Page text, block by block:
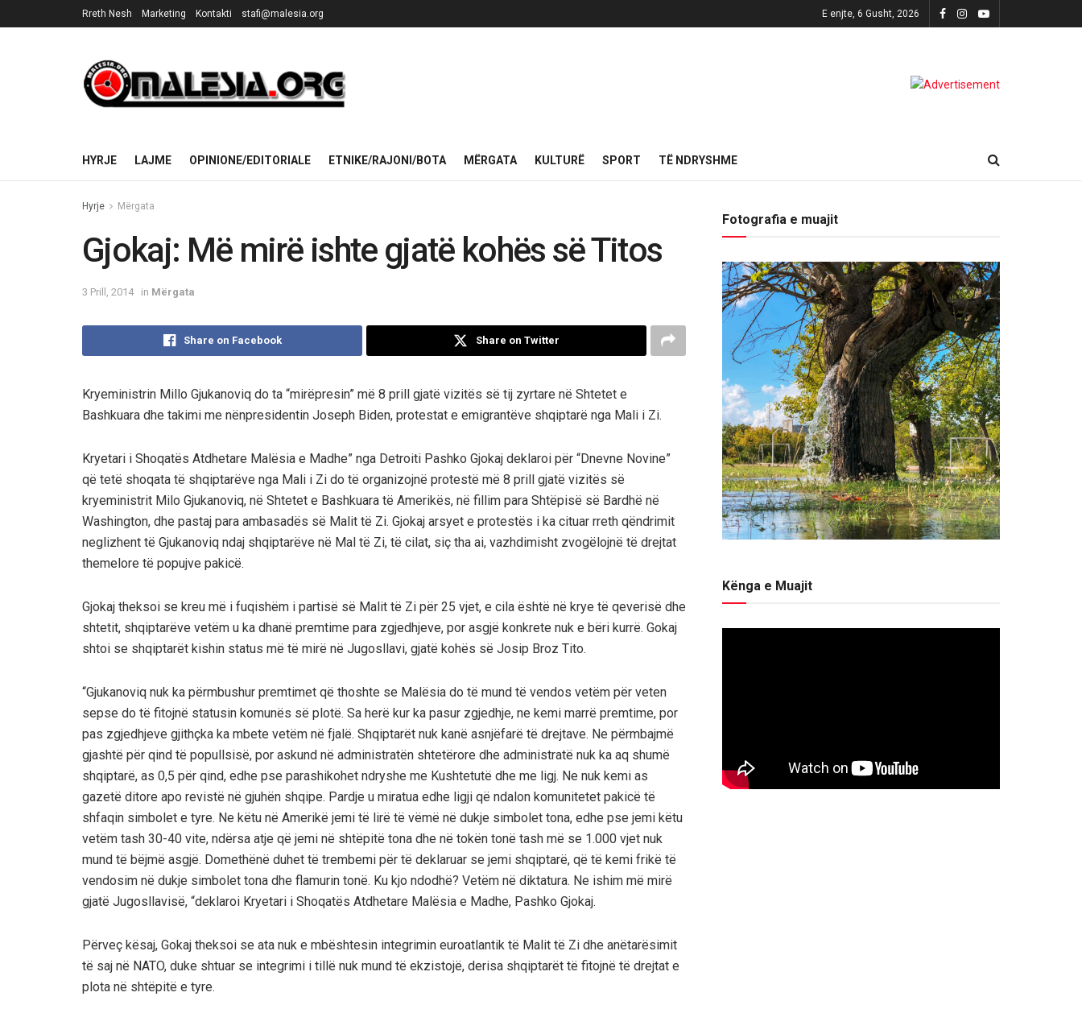
Rreth Nesh Marketing Kontakti stafi@malesia.org E enjte, 6 Gusht, 2026
HYRJE LAJME OPINIONE/EDITORIALE ETNIKE/RAJONI/BOTA MËRGATA KULTURË SPORT TË NDRYSHME
Hyrje Mërgata
Gjokaj: Më mirë ishte gjatë kohës së Titos
3 Prill, 2014 in Mërgata
Share on Facebook Share on Twitter
Kryeministrin Millo Gjukanoviq do ta “mirëpresin” më 8 prill gjatë vizitës së tij zyrtare në Shtetet e
Bashkuara dhe takimi me nënpresidentin Joseph Biden, protestat e emigrantëve shqiptarë nga Mali i Zi.
Kryetari i Shoqatës Atdhetare Malësia e Madhe” nga Detroiti Pashko Gjokaj deklaroi për “Dnevne Novine”
që tetë shoqata të shqiptarëve nga Mali i Zi do të organizojnë protestë më 8 prill gjatë vizitës së
kryeministrit Milo Gjukanoviq, në Shtetet e Bashkuara të Amerikës, në fillim para Shtëpisë së Bardhë në
Washington, dhe pastaj para ambasadës së Malit të Zi. Gjokaj arsyet e protestës i ka cituar rreth qëndrimit
neglizhent të Gjukanoviq ndaj shqiptarëve në Mal të Zi, të cilat, siç tha ai, vazhdimisht zvogëlojnë të drejtat
themelore të popujve pakicë.
Gjokaj theksoi se kreu më i fuqishëm i partisë së Malit të Zi për 25 vjet, e cila është në krye të qeverisë dhe
shtetit, shqiptarëve vetëm u ka dhanë premtime para zgjedhjeve, por asgjë konkrete nuk e bëri kurrë. Gokaj
shtoi se shqiptarët kishin status më të mirë në Jugosllavi, gjatë kohës së Josip Broz Tito.
“Gjukanoviq nuk ka përmbushur premtimet që thoshte se Malësia do të mund të vendos vetëm për veten
sepse do të fitojnë statusin komunës së plotë. Sa herë kur ka pasur zgjedhje, ne kemi marrë premtime, por
pas zgjedhjeve gjithçka ka mbete vetëm në fjalë. Shqiptarët nuk kanë asnjëfarë të drejtave. Ne përmbajmë
gjashtë për qind të popullsisë, por askund në administratën shtetërore dhe administratë nuk ka aq shumë
shqiptarë, as 0,5 për qind, edhe pse parashikohet ndryshe me Kushtetutë dhe me ligj. Ne nuk kemi as
gazetë ditore apo revistë në gjuhën shqipe. Pardje u miratua edhe ligji që ndalon komunitetet pakicë të
shfaqin simbolet e tyre. Ne këtu në Amerikë jemi të lirë të vëmë në dukje simbolet tona, edhe pse jemi këtu
vetëm tash 30-40 vite, ndërsa atje që jemi në shtëpitë tona dhe në tokën tonë tash më se 1.000 vjet nuk
mund të bëjmë asgjë. Domethënë duhet të trembemi për të deklaruar se jemi shqiptarë, që të kemi frikë të
vendosim në dukje simbolet tona dhe flamurin tonë. Ku kjo ndodhë? Vetëm në diktatura. Ne ishim më mirë
gjatë Jugosllavisë, “deklaroi Kryetari i Shoqatës Atdhetare Malësia e Madhe, Pashko Gjokaj.
Përveç kësaj, Gokaj theksoi se ata nuk e mbështesin integrimin euroatlantik të Malit të Zi dhe anëtarësimit
të saj në NATO, duke shtuar se integrimi i tillë nuk mund të ekzistojë, derisa shqiptarët të fitojnë të drejtat e
plota në shtëpitë e tyre.
Fotografia e muajit
Kënga e Muajit